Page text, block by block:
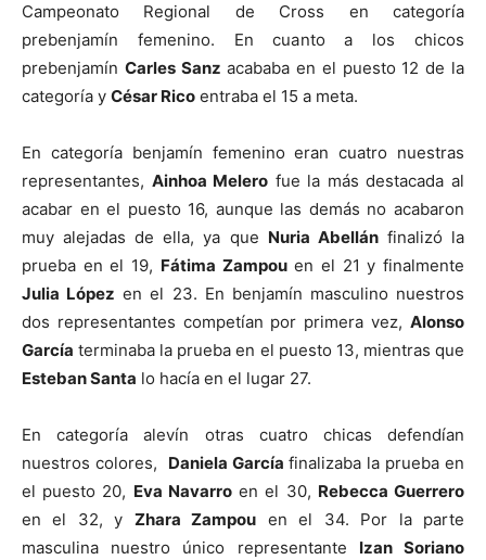
Campeonato Regional de Cross en categoría
prebenjamín femenino. En cuanto a los chicos
prebenjamín Carles Sanz acababa en el puesto 12 de la
categoría y César Rico entraba el 15 a meta.
En categoría benjamín femenino eran cuatro nuestras
representantes, Ainhoa Melero fue la más destacada al
acabar en el puesto 16, aunque las demás no acabaron
muy alejadas de ella, ya que Nuria Abellánfinalizó la
prueba en el 19, Fátima Zampouen el 21 y finalmente
Julia López en el 23. En benjamín masculino nuestros
dos representantes competían por primera vez, Alonso
García terminaba la prueba en el puesto 13, mientras que
Esteban Santa lo hacía en el lugar 27.
En categoría alevín otras cuatro chicas defendían
nuestros colores, Daniela García finalizaba la prueba en
el puesto 20, Eva Navarroen el 30, Rebecca Guerrero
en el 32, y Zhara Zampou en el 34. Por la parte
masculina nuestro único representante Izan Soriano